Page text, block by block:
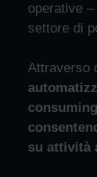
operative
settore di
Attraverso
consuming
su attività